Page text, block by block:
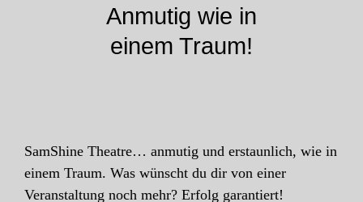
Anmutig wie in
einem Traum!
SamShine Theatre… anmutig und erstaunlich, wie in
einem Traum. Was wünscht du dir von einer
Veranstaltung noch mehr? Erfolg garantiert!